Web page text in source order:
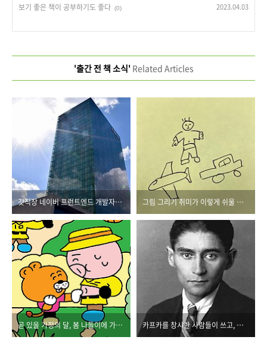
보기 좋은 책이 공부하기도 좋다 (0) 2023.04.03
'출간 전 책 소식'Related Articles
갓직장 네이버 프런트엔드 개발자들의 성장 스토리 그림 그리기 취미가 이렇게 쉬울 줄이야
곧 있을 가정의 달, 봄 나들이에 가져가기 딱 좋은 책 카프카를 창시한 사람들이 쓰고, 카프카 개발에 참여한 이가 옮긴 핵심 실무서